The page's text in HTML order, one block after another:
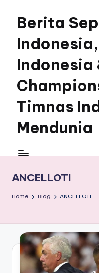
content
Berita
Indonesia
Timnas
Mendunia
ANCELLOTI
Home Blog ANCELLOTI